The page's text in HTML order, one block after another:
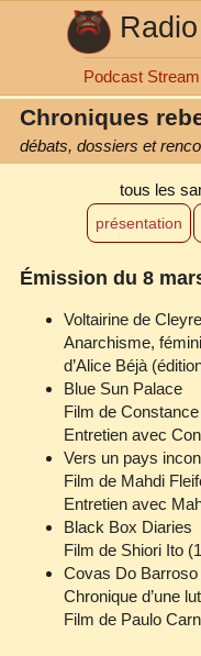
Podcast
Chroniques
débats, dossiers et
tous les
présentation
Émission du 8
Voltairine de Cleyre
Anarchisme,
d’Alice Béjà
Blue Sun Palace
Film de
Entretien avec
Vers un pays
Film de Mahdi
Entretien avec
Black Box Diaries
Film de Shiori Ito
Covas Do Barroso
Chronique d’une
Film de Paulo